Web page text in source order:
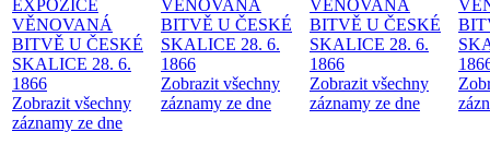
EXPOZICE
VĚNOVANÁ
BITVĚ U ČESKÉ
SKALICE 28. 6.
1866
Zobrazit všechny
záznamy ze dne
VĚNOVANÁ
BITVĚ U ČESKÉ
SKALICE 28. 6.
1866
Zobrazit všechny
záznamy ze dne
VĚNOVANÁ
BITVĚ U ČESKÉ
SKALICE 28. 6.
1866
Zobrazit všechny
záznamy ze dne